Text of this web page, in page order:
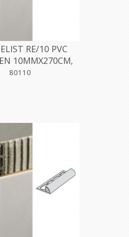
RE/10 PVC
10MMX270CM,
PROFILPAS
80110